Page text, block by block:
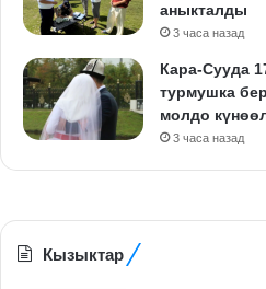
аныкталды
3 часа назад
Кара-Сууда
турмушка
молдо
3 часа назад
Кызыктар